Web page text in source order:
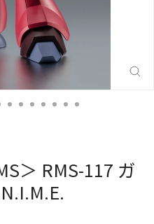
＞ RMS-117 ガ